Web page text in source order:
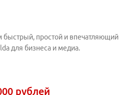
быстрый, простой и впечатляющий
для бизнеса и медиа.
рублей